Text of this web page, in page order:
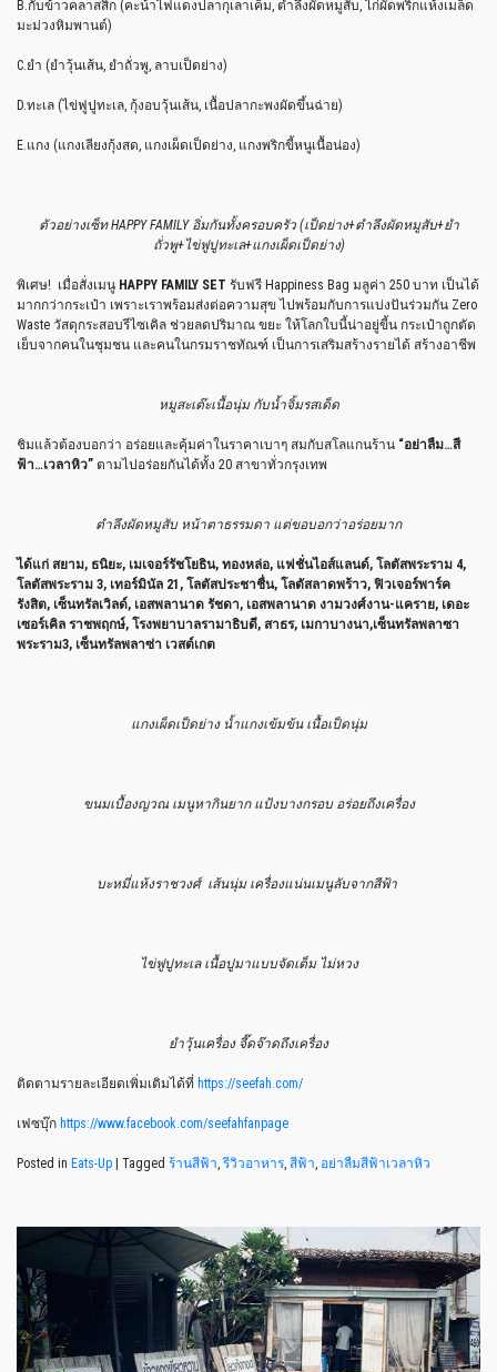
B.กับข้าวคลาสสิก (คะน้าไฟแดงปลากุเลาเค็ม, ตำลึงผัดหมูสับ, ไก่ผัดพริกแห้งเมล็ด
มะม่วงหิมพานต์)
C.ยำ (ยำวุ้นเส้น, ยำถั่วพู, ลาบเป็ดย่าง)
D.ทะเล (ไข่ฟูปูทะเล, กุ้งอบวุ้นเส้น, เนื้อปลากะพงผัดขึ้นฉ่าย)
E.แกง (แกงเลียงกุ้งสด, แกงเผ็ดเป็ดย่าง, แกงพริกขี้หนูเนื้อน่อง)
ตัวอย่างเซ็ท HAPPY FAMILY อิ่มกันทั้งครอบครัว (เป็ดย่าง+ตำลึงผัดหมูสับ+ยำ
ถั่วพู+ไข่ฟูปูทะเล+แกงเผ็ดเป็ดย่าง)
พิเศษ! เมื่อสั่งเมนู HAPPY FAMILY SET รับฟรี Happiness Bag มลูค่า 250 บาท เป็นได้
มากกว่ากระเป๋า เพราะเราพร้อมส่งต่อความสุข ไปพร้อมกับการแบ่งปันร่วมกัน Zero
Waste วัสดุกระสอบรีไซเคิล ช่วยลดปริมาณ ขยะ ให้โลกใบนี้น่าอยู่ขี้น กระเป๋าถูกตัด
เย็บจากคนในชุมชน และคนในกรมราชทัณฑ์ เป็นการเสริมสร้างรายได้ สร้างอาชีพ
หมูสะเต๊ะเนื้อนุ่ม กับน้ำจิ้มรสเด็ด
ชิมแล้วต้องบอกว่า อร่อยและคุ้มค่าในราคาเบาๆ สมกับสโลแกนร้าน “อย่าลืม…สี
ฟ้า…เวลาหิว” ตามไปอร่อยกันได้ทั้ง 20 สาขาทั่วกรุงเทพ
ตำลึงผัดหมูสับ หน้าตาธรรมดา แต่ขอบอกว่าอร่อยมาก
ได้แก่ สยาม, ธนิยะ, เมเจอร์รัชโยธิน, ทองหล่อ, แฟชั่นไอส์แลนด์, โลตัสพระราม 4,
โลตัสพระราม 3, เทอร์มินัล 21, โลตัสประชาชื่น, โลตัสลาดพร้าว, ฟิวเจอร์พาร์ค
รังสิต, เซ็นทรัลเวิลด์, เอสพลานาด รัชดา, เอสพลานาด งามวงศ์งาน-แคราย, เดอะ
เซอร์เคิล ราชพฤกษ์, โรงพยาบาลรามาธิบดี, สาธร, เมกาบางนา,เซ็นทรัลพลาซา
พระราม3, เซ็นทรัลพลาซ่า เวสต์เกต
แกงเผ็ดเป็ดย่าง น้ำแกงเข้มข้น เนื้อเป็ดนุ่ม
ขนมเบื้องญวณ เมนูหากินยาก แป้งบางกรอบ อร่อยถึงเครื่อง
บะหมี่แห้งราชวงศ์ เส้นนุ่ม เครื่องแน่นเมนูลับจากสีฟ้า
ไข่ฟูปูทะเล เนื้อปูมาแบบจัดเต็ม ไม่หวง
ยำวุ้นเครื่อง จี๊ดจ๊าดถึงเครื่อง
ติดตามรายละเอียดเพิ่มเติมได้ที่ https://seefah.com/
เฟซบุ๊ก https://www.facebook.com/seefahfanpage
Posted in Eats-Up | Tagged ร้านสีฟ้า ,รีวิวอาหาร สีฟ้า อย่าลืมสีฟ้าเวลาหิว